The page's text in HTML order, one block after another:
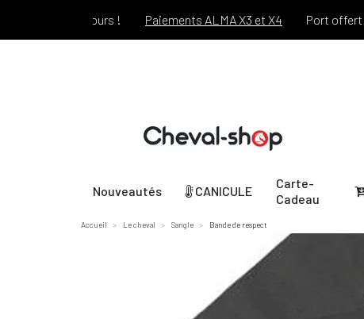
pendant 30 jours ! Paiements ALMA X3 et X4 Port offert
Nouveautés CANICULE
Carte-
Cadeau
Accueil Le cheval Sangle Bande de respect